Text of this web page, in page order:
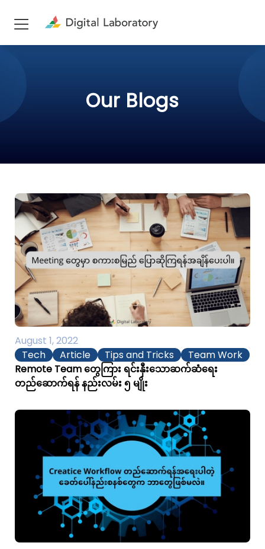
Our Blogs
August 1, 2022
Tech
Article Tips and Tricks
Team Work
Remote Team တွေကြား ရင်းနှီးသောဆက်ဆံရေး
တည်ဆောက်ရန် နည်းလမ်း ၅ မျိုး